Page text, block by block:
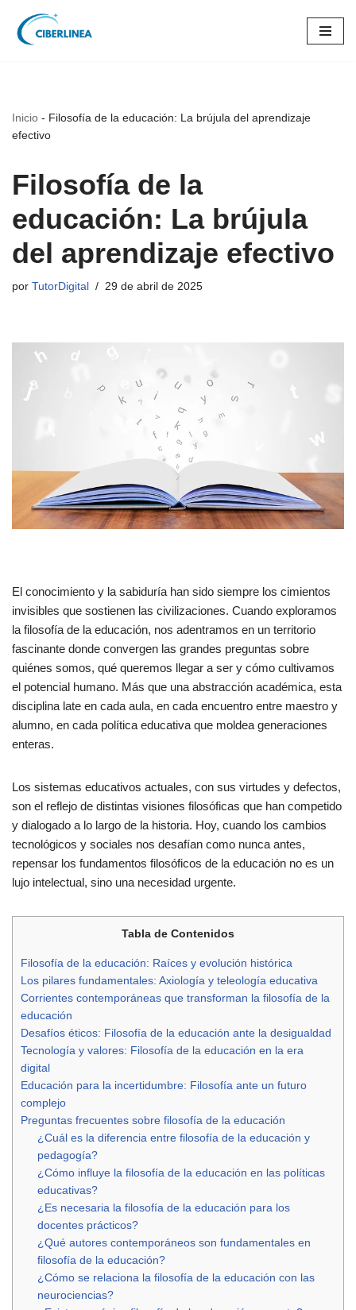
Saltar
Inicio - Filosofía de la educación: La brújula del aprendizaje
efectivo
Filosofía de la
educación: La brújula
del aprendizaje efectivo
por TutorDigital 29 de abril de 2025
El conocimiento y la sabiduría han sido siempre los cimientos
invisibles que sostienen las civilizaciones. Cuando exploramos
la filosofía de la educación, nos adentramos en un territorio
fascinante donde convergen las grandes preguntas sobre
quiénes somos, qué queremos llegar a ser y cómo cultivamos
el potencial humano. Más que una abstracción académica, esta
disciplina late en cada aula, en cada encuentro entre maestro y
alumno, en cada política educativa que moldea generaciones
enteras.
Los sistemas educativos actuales, con sus virtudes y defectos,
son el reflejo de distintas visiones filosóficas que han competido
y dialogado a lo largo de la historia. Hoy, cuando los cambios
tecnológicos y sociales nos desafían como nunca antes,
repensar los fundamentos filosóficos de la educación no es un
lujo intelectual, sino una necesidad urgente.
Tabla de Contenidos
Filosofía de la educación: Raíces y evolución histórica
Los pilares fundamentales: Axiología y teleología educativa
Corrientes contemporáneas que transforman la filosofía de la
educación
Desafíos éticos: Filosofía de la educación ante la desigualdad
Tecnología y valores: Filosofía de la educación en la era
digital
Educación para la incertidumbre: Filosofía ante un futuro
complejo
Preguntas frecuentes sobre filosofía de la educación
¿Cuál es la diferencia entre filosofía de la educación y
pedagogía?
¿Cómo influye la filosofía de la educación en las políticas
educativas?
¿Es necesaria la filosofía de la educación para los
docentes prácticos?
¿Qué autores contemporáneos son fundamentales en
filosofía de la educación?
¿Cómo se relaciona la filosofía de la educación con las
neurociencias?